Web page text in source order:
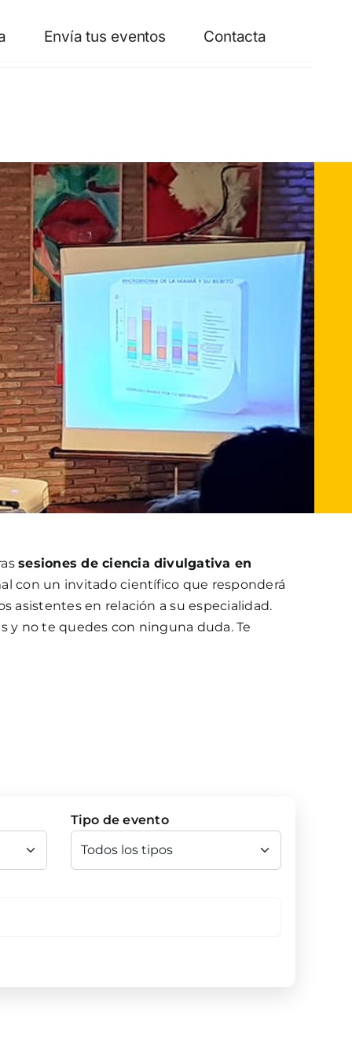
Envía tus eventos Contacta
sesiones de ciencia divulgativa en
con un invitado científico que responderá
asistentes en relación a su especialidad.
y no te quedes con ninguna duda. Te
Tipo de evento